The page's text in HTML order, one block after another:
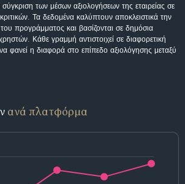
των μέσων αξιολογήσεων της εταιρείας σε
Τα δεδομένα καλύπτουν αποκλειστικά την
προγράμματος και βασίζονται σε δημόσια
Κάθε γραμμή αντιστοιχεί σε διαφορετική
φανεί η διαφορά στο επίπεδο αξιολόγησης μεταξύ
ανά πλατφόρμα